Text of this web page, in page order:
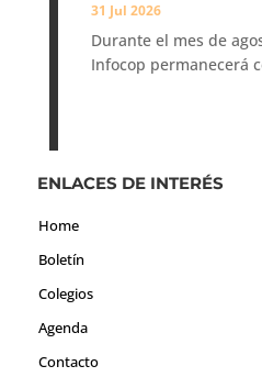
31 Jul 2026
Durante el mes de
Infocop permanecerá
ENLACES DE INTERÉS
Home
Boletín
Colegios
Agenda
Contacto